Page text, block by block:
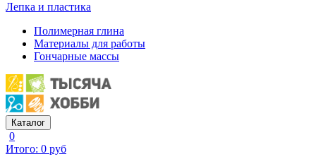
Лепка и пластика
Полимерная глина
Материалы для работы
Гончарные массы
Каталог
0
Итого: 0 руб